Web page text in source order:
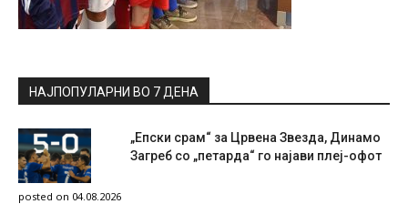
НАЈПОПУЛАРНИ ВО 7 ДЕНА
„Епски срам“ за Црвена Звезда, Динамо
Загреб со „петарда“ го најави плеј-офот
posted on 04.08.2026